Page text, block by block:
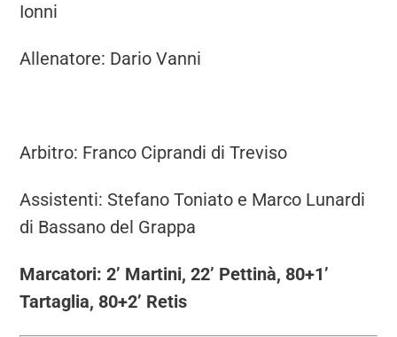
Ionni
Allenatore: Dario Vanni
Arbitro: Franco Ciprandi di Treviso
Assistenti: Stefano Toniato e Marco Lunardi
di Bassano del Grappa
Marcatori: 2’ Martini, 22’ Pettinà, 80+1’
Tartaglia, 80+2’ Retis